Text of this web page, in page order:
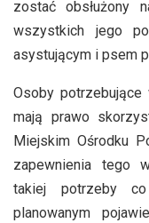
zostać obsłużony
wszystkich jego
asystującym i psem
Osoby potrzebujące
mają prawo
Miejskim Ośrodku
zapewnienia tego
takiej potrzeby
planowanym